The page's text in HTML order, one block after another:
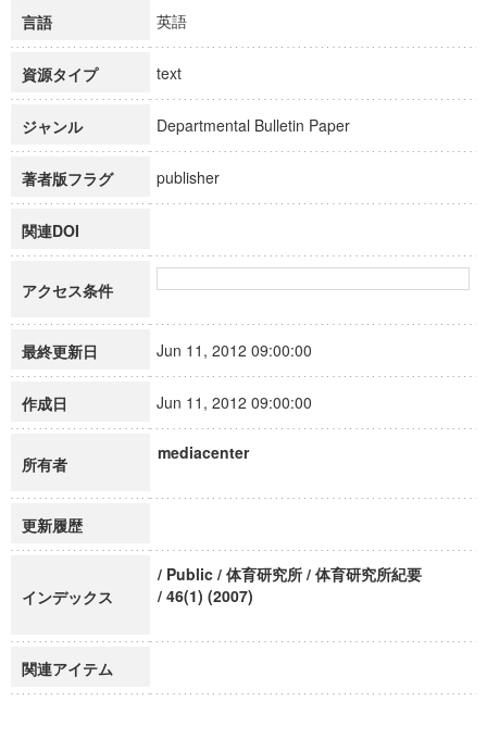
言語 英語
資源タイプ text
ジャンル Departmental Bulletin Paper
著者版フラグ publisher
関連DOI
アクセス条件
最終更新日 Jun 11, 2012 09:00:00
作成日 Jun 11, 2012 09:00:00
所有者
mediacenter
更新履歴
インデックス
/ Public / 体育研究所 / 体育研究所紀要
/ 46(1) (2007)
関連アイテム